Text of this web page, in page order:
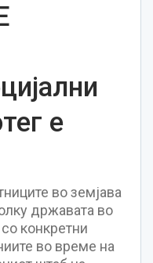
е
во земјава
државата во
конкретни
во време на